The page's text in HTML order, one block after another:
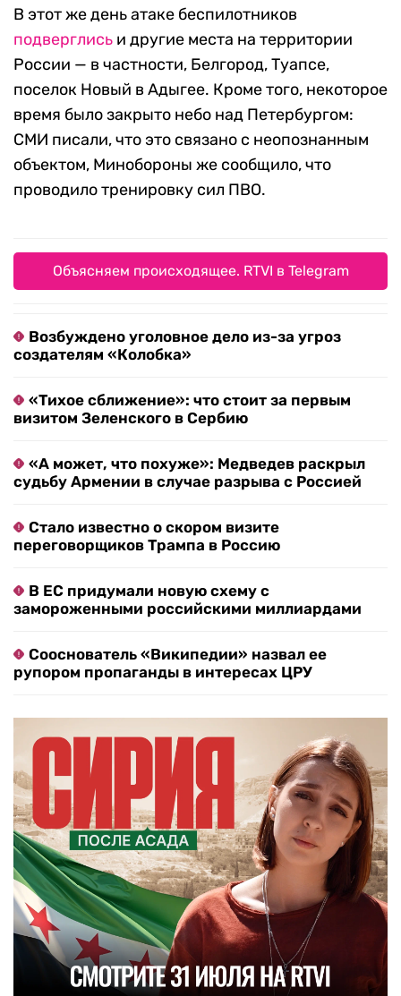
В этот же день атаке беспилотников
подверглись и другие места на территории
России — в частности, Белгород, Туапсе,
поселок Новый в Адыгее. Кроме того, некоторое
время было закрыто небо над Петербургом:
СМИ писали, что это связано с неопознанным
объектом, Минобороны же сообщило, что
проводило тренировку сил ПВО.
Объясняем происходящее. RTVI в Telegram
Возбуждено уголовное дело из-за угроз
создателям «Колобка»
«Тихое сближение»: что стоит за первым
визитом Зеленского в Сербию
«А может, что похуже»: Медведев раскрыл
судьбу Армении в случае разрыва с Россией
Стало известно о скором визите
переговорщиков Трампа в Россию
В ЕС придумали новую схему с
замороженными российскими миллиардами
Сооснователь «Википедии» назвал ее
рупором пропаганды в интересах ЦРУ